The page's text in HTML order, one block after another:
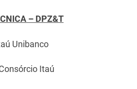
– DPZ&T
Unibanco
Itaú